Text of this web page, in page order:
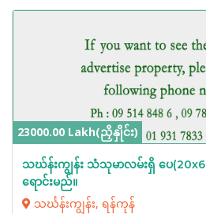
23000.00 Lakh(ညှိနှိုင်း)
သဃ်န်းကျွန်း သံသုမာလမ်းရှိ ပေ
ရောင်းမည်။
သင်္ဃန်းကျွန်း, ရန်ကုန်